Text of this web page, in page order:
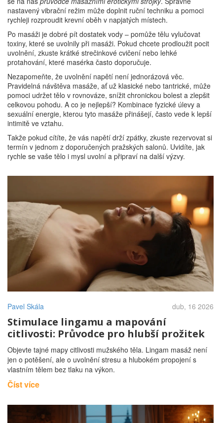
nastavený vibrační režim může doplnit ruční techniku a pomoci
rychleji rozproudit krevní oběh v napjatých místech.
Po masáži je dobré pít dostatek vody – pomůže tělu vylučovat
toxiny, které se uvolnily při masáži. Pokud chcete prodloužit pocit
uvolnění, zkuste krátké strečinkové cvičení nebo lehké
protahování, které masérka často doporučuje.
Nezapomeňte, že uvolnění napětí není jednorázová věc.
Pravidelná návštěva masáže, ať už klasické nebo tantrické, může
pomoci udržet tělo v rovnováze, snížit chronickou bolest a zlepšit
celkovou pohodu. A co je nejlepší? Kombinace fyzické úlevy a
sexuální energie, kterou tyto masáže přinášejí, často vede k lepší
intimitě ve vztahu.
Takže pokud cítíte, že vás napětí drží zpátky, zkuste rezervovat si
termín v jednom z doporučených pražských salonů. Uvidíte, jak
rychle se vaše tělo i mysl uvolní a připraví na další výzvy.
Pavel Skála dub, 16 2026
Stimulace lingamu a mapování
citlivosti: Průvodce pro hlubší prožitek
Objevte tajné mapy citlivosti mužského těla. Lingam masáž není
jen o potěšení, ale o uvolnění stresu a hlubokém propojení s
vlastním tělem bez tlaku na výkon.
Číst více